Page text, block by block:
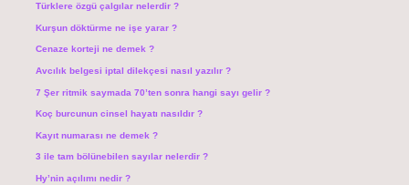
Türklere özgü çalgılar nelerdir ?
Kurşun döktürme ne işe yarar ?
Cenaze korteji ne demek ?
Avcılık belgesi iptal dilekçesi nasıl yazılır ?
7 Şer ritmik saymada 70’ten sonra hangi sayı gelir ?
Koç burcunun cinsel hayatı nasıldır ?
Kayıt numarası ne demek ?
3 ile tam bölünebilen sayılar nelerdir ?
Hy’nin açılımı nedir ?